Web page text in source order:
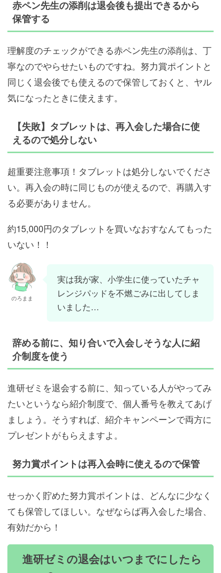
赤ペン先生の添削は退会後も提出できるから
保管する
理解度のチェックができる赤ペン先生の添削は、丁
寧なのでやらせたいものですね。努力賞ポイントと
同じく退会後でも使えるので保管しておくと、ヤル
気になったときに使えます。
【失敗】タブレットは、再入会した場合に使
えるので処分しない
超重要注意事項！タブレットは処分しないでくださ
い。再入会の時に同じものが使えるので、再購入す
る必要がありません。
約15,000円のタブレットを買いなおすなんてもった
いない！！
のろまま
実は我が家、小学生に使っていたチャ
レンジパッドを不燃ごみに出してしま
いました…
辞める前に、知り合いで入会しそうな人に紹
介制度を使う
進研ゼミを退会する前に、知っている人がやってみ
たいというなら紹介制度で、個人番号を教えてあげ
ましょう。そうすれば、紹介キャンペーンで両方に
プレゼントがもらえますよ。
努力賞ポイントは再入会時に使えるので保管
せっかく貯めた努力賞ポイントは、どんなに少なく
ても保管してほしい。なぜならば再入会した場合、
有効だから！
進研ゼミの退会はいつまでにしたら